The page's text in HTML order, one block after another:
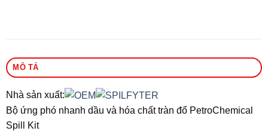
MÔ TẢ
Nhà sản xuất:
Bộ ứng phó nhanh dầu và hóa chất tràn đổ PetroChemical
Spill Kit